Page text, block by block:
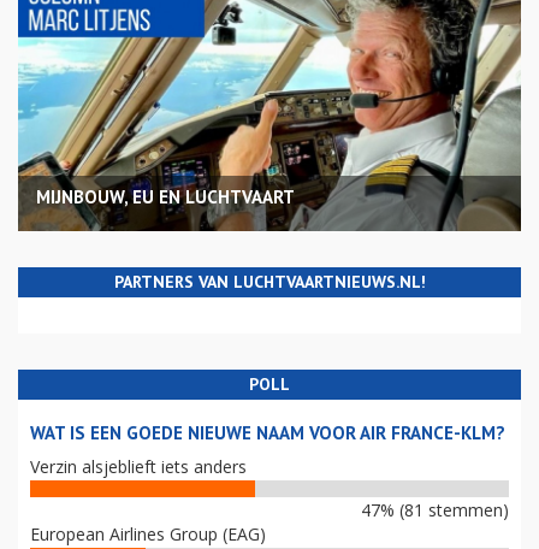
MIJNBOUW, EU EN LUCHTVAART
PARTNERS VAN LUCHTVAARTNIEUWS.NL!
POLL
WAT IS EEN GOEDE NIEUWE NAAM VOOR AIR FRANCE-KLM?
Verzin alsjeblieft iets anders
47% (81 stemmen)
European Airlines Group (EAG)